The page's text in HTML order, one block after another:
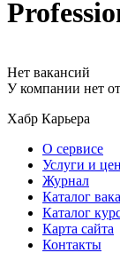
Нет вакансий
У компании нет
Хабр Карьера
О сервисе
Услуги и
Журнал
Каталог
Каталог
Карта сайта
Контакты